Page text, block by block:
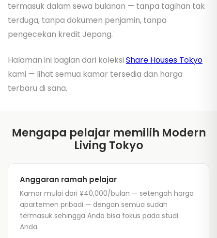
termasuk dalam sewa bulanan — tanpa tagihan tak
terduga, tanpa dokumen penjamin, tanpa
pengecekan kredit Jepang.
Halaman ini bagian dari koleksi Share Houses Tokyo
kami — lihat semua kamar tersedia dan harga
terbaru di sana.
Mengapa pelajar memilih Modern
Living Tokyo
Anggaran ramah pelajar
Kamar mulai dari ¥40,000/bulan — setengah harga
apartemen pribadi — dengan semua sudah
termasuk sehingga Anda bisa fokus pada studi
Anda.